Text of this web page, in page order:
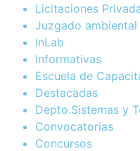
Licitaciones
Juzgado ambiental
InLab
Informativas
Escuela de
Destacadas
Depto.Sistemas y
Convocatorias
Concursos